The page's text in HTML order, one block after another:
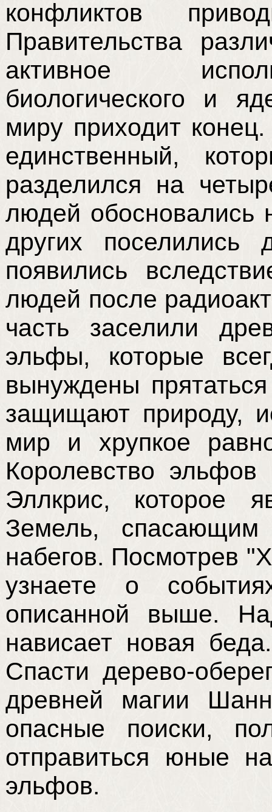
конфликтов
Правительства
активное
биологического и
миру приходит
единственный,
разделился на
людей обосновались
других
появились
людей после
часть заселили
эльфы, которые
вынуждены
защищают природу,
мир и хрупкое
Королевство
Эллкрис, которое
Земель, спасающим
набегов. Посмотрев
узнаете о
описанной выше.
нависает новая
Спасти дерево-
древней магии
опасные поиски,
отправиться юные
эльфов.